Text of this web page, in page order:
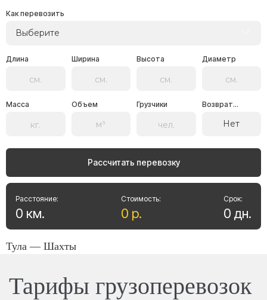
Как перевозить
Выберите
Длина Ширина Высота Диаметр
Масса Объем Грузчики Возврат...
Нет
Рассчитать перевозку
Стоимость:
0 р.
Расстояние:
0 км.
Срок:
0 дн.
Тула — Шахты
Тарифы грузоперевозок